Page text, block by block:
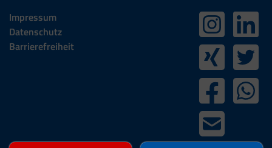
Impressum
Datenschutz
Barrierefreiheit